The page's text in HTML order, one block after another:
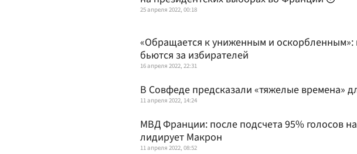
25 апреля 2022, 00:18
«Обращается к униженным и
бьются за избирателей
16 апреля 2022, 22:31
В Совфеде предсказали «тяжелые времена»
11 апреля 2022, 14:24
МВД Франции: после подсчета 95% голосов
лидирует Макрон
11 апреля 2022, 08:52